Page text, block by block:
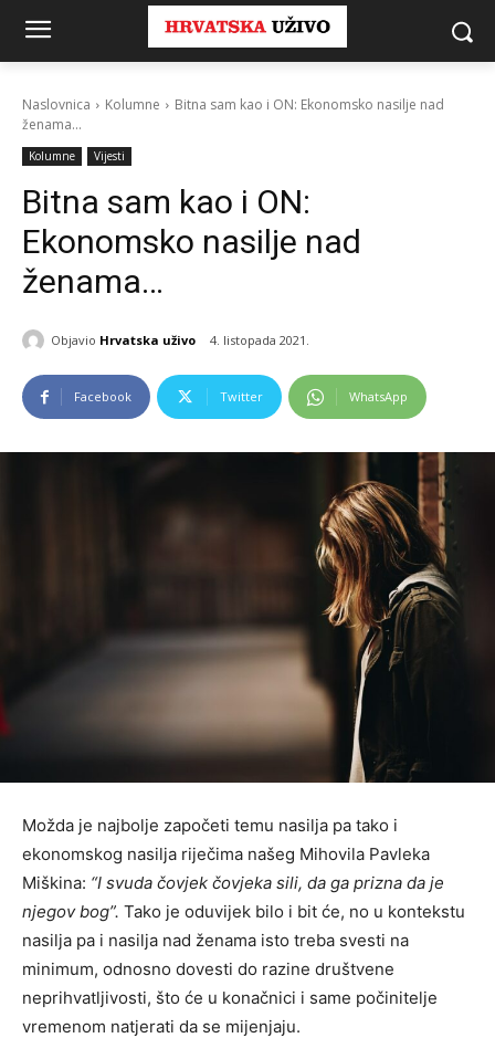
Naslovnica Kolumne
Bitna sam kao i ON: Ekonomsko nasilje nad
ženama...
Kolumne Vijesti
Bitna sam kao i ON:
Ekonomsko nasilje nad
ženama…
Objavio Hrvatska uživo 4. listopada 2021.
Facebook Twitter WhatsApp
Možda je najbolje započeti temu nasilja pa tako i
ekonomskog nasilja riječima našeg Mihovila Pavleka
Miškina: “I svuda čovjek čovjeka sili, da ga prizna da je
njegov bog”. Tako je oduvijek bilo i bit će, no u kontekstu
nasilja pa i nasilja nad ženama isto treba svesti na
minimum, odnosno dovesti do razine društvene
neprihvatljivosti, što će u konačnici i same počinitelje
vremenom natjerati da se mijenjaju.